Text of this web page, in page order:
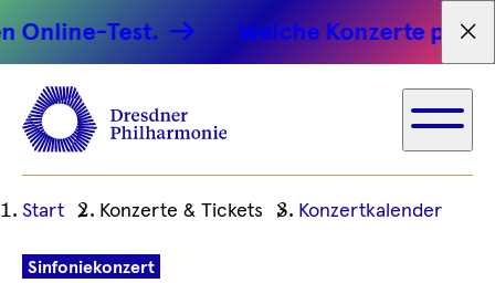
Test. Welche Konzerte passen zu
Ihre
Position
Start Konzerte & Tickets Konzertkalender
Sinfoniekonzert